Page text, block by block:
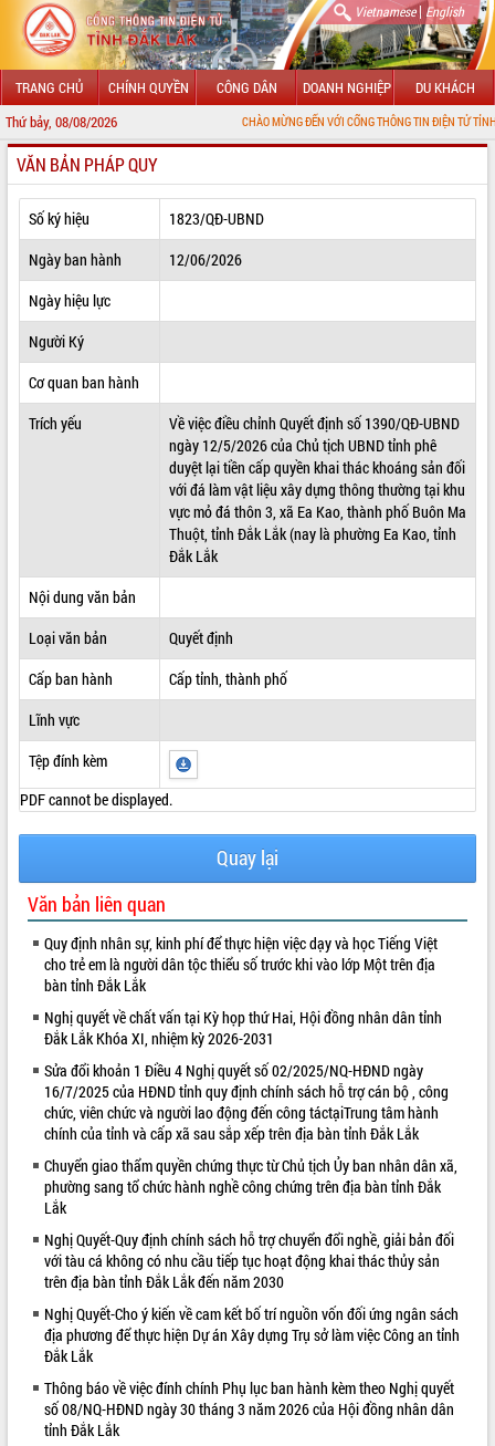
Vietnamese| English
TRANG CHỦ CHÍNH QUYỀN CÔNG DÂN DOANH NGHIỆP DU KHÁCH
Thứ bảy, 08/08/2026 CHÀO MỪNG ĐẾN VỚI CỔNG THÔNG TIN ĐIỆN TỬ TỈNH ĐẮK LẮK
GIỚI THIỆU
LÃNH ĐẠO UBND TỈNH
TIN TỨC SỰ KIỆN
SỞ, BAN, NGÀNH
UBND CÁC XÃ, PHƯỜNG
THÔNG TIN CHỈ ĐẠO ĐIỀU HÀNH
HỆ THỐNG VĂN BẢN
VIDEO
Khám bệnh, cấp phát thuốc miễn phí
và tặng quà người dân xã Cư Pui
Hội nghị UBND tỉnh Đắk Lắk thường kỳ
tháng 7/2026
Lễ truy tặng danh hiệu “Bà Mẹ Việt
Nam Anh hùng” và trao Huân chương
Lao động
UBND tỉnh Đắk Lắk triển khai nhiệm
vụ 6 tháng cuối năm 2026
ALBUM ẢNH
VĂN BẢN PHÁP QUY
Số ký hiệu
1823/QĐ-UBND
Ngày ban hành
12/06/2026
Ngày hiệu lực
Người Ký
Cơ quan ban hành
Trích yếu
Về việc điều chỉnh Quyết định số 1390/QĐ-UBND
ngày 12/5/2026 của Chủ tịch UBND tỉnh phê
duyệt lại tiền cấp quyền khai thác khoáng sản đối
với đá làm vật liệu xây dựng thông thường tại khu
vực mỏ đá thôn 3, xã Ea Kao, thành phố Buôn Ma
Thuột, tỉnh Đắk Lắk (nay là phường Ea Kao, tỉnh
Đắk Lắk
Nội dung văn bản
Loại văn bản
Quyết định
Cấp ban hành
Cấp tỉnh, thành phố
Lĩnh vực
Tệp đính kèm
PDF cannot be displayed.
Quay lại
Văn bản liên quan
Quy định nhân sự, kinh phí để thực hiện việc dạy và học Tiếng Việt
cho trẻ em là người dân tộc thiểu số trước khi vào lớp Một trên địa
bàn tỉnh Đắk Lắk
Nghị quyết về chất vấn tại Kỳ họp thứ Hai, Hội đồng nhân dân tỉnh
Đắk Lắk Khóa XI, nhiệm kỳ 2026-2031
Sửa đổi khoản 1 Điều 4 Nghị quyết số 02/2025/NQ-HĐND ngày
16/7/2025 của HĐND tỉnh quy định chính sách hỗ trợ cán bộ , công
chức, viên chức và người lao động đến công táctạiTrung tâm hành
chính của tỉnh và cấp xã sau sắp xếp trên địa bàn tỉnh Đắk Lắk
Chuyển giao thẩm quyền chứng thực từ Chủ tịch Ủy ban nhân dân xã,
phường sang tổ chức hành nghề công chứng trên địa bàn tỉnh Đắk
Lắk
Nghị Quyết-Quy định chính sách hỗ trợ chuyển đổi nghề, giải bản đối
với tàu cá không có nhu cầu tiếp tục hoạt động khai thác thủy sản
trên địa bàn tỉnh Đắk Lắk đến năm 2030
Nghị Quyết-Cho ý kiến về cam kết bố trí nguồn vốn đối ứng ngân sách
địa phương để thực hiện Dự án Xây dựng Trụ sở làm việc Công an tỉnh
Đắk Lắk
Thông báo về việc đính chính Phụ lục ban hành kèm theo Nghị quyết
số 08/NQ-HĐND ngày 30 tháng 3 năm 2026 của Hội đồng nhân dân
tỉnh Đắk Lắk